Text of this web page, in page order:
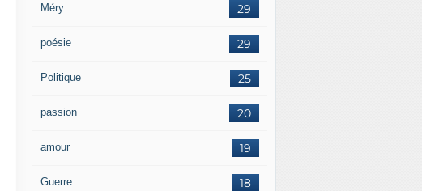
29
Méry
29
poésie
25
Politique
20
passion
19
amour
18
Guerre